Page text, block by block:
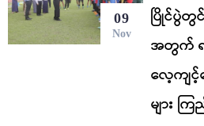
09
Nov
ပြိုင်ပွဲတွ
အတွက် ရ
လေ့ကျင့်
များ က